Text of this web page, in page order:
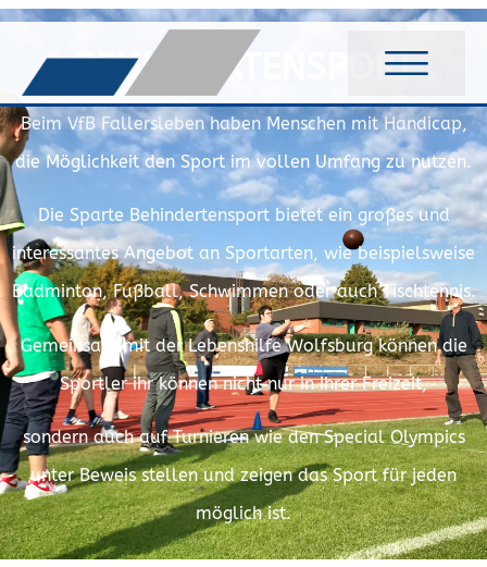
BEHINDERTENSPORT
Beim VfB Fallersleben haben Menschen mit Handicap,
die Möglichkeit den Sport im vollen Umfang zu nutzen.
Die Sparte Behindertensport bietet ein großes und
interessantes Angebot an Sportarten, wie beispielsweise
Badminton, Fußball, Schwimmen oder auch Tischtennis.
Gemeinsam mit der Lebenshilfe Wolfsburg können die
Sportler ihr können nicht nur in ihrer Freizeit,
sondern auch auf Turnieren wie den Special Olympics
unter Beweis stellen und zeigen das Sport für jeden
möglich ist.